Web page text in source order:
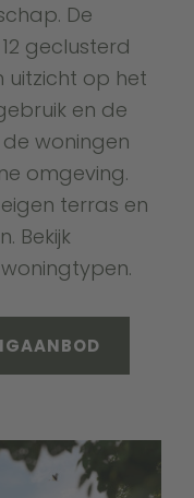
De
geclusterd
uitzicht op het
en de
woningen
omgeving.
terras en
Bekijk